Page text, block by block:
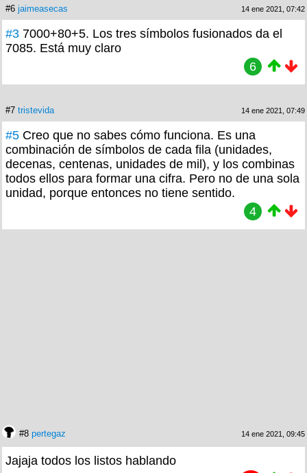
#6 jaimeasecas 14 ene 2021, 07:42
#3 7000+80+5. Los tres símbolos fusionados da el
7085. Está muy claro
6
#7 tristevida 14 ene 2021, 07:49
#5 Creo que no sabes cómo funciona. Es una
combinación de símbolos de cada fila (unidades,
decenas, centenas, unidades de mil), y los combinas
todos ellos para formar una cifra. Pero no de una sola
unidad, porque entonces no tiene sentido.
4
#8 pertegaz 14 ene 2021, 09:45
Jajaja todos los listos hablando